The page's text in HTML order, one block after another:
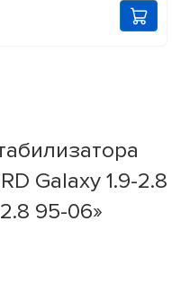
Galaxy 1.9-2.8
95-06»